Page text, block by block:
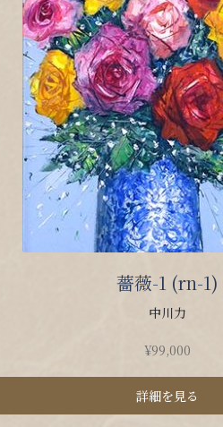
薔薇-1 (rn-1)
中川力
¥99,000
詳細を見る